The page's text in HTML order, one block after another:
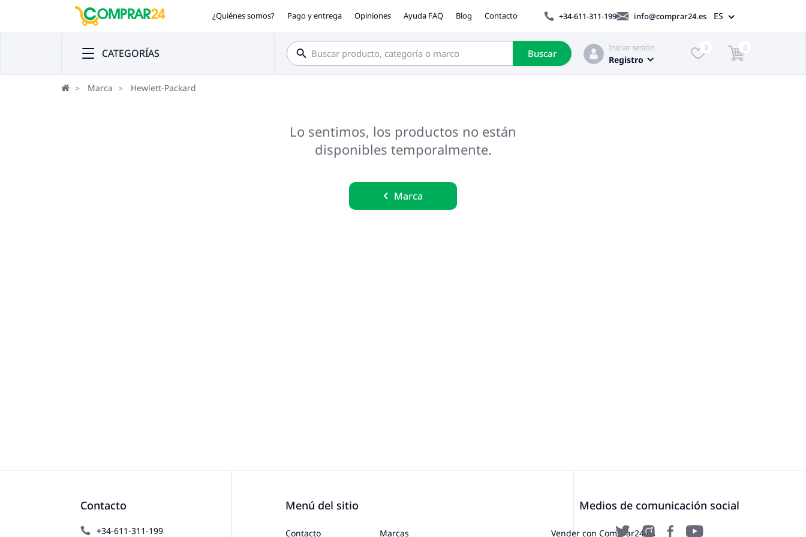
¿Quiénes somos? Pago y entrega Opiniones Ayuda FAQ Blog Contacto +34-611-311-199 info@comprar24.es ES
CATEGORÍAS Buscar
Iniciar sesión
Registro
0 0
Marca Hewlett-Packard
Lo sentimos, los productos no están
disponibles temporalmente.
Marca
Contacto
+34-611-311-199
Menú del sitio
Contacto Marcas Vender con Comprar24.es
Medios de comunicación social